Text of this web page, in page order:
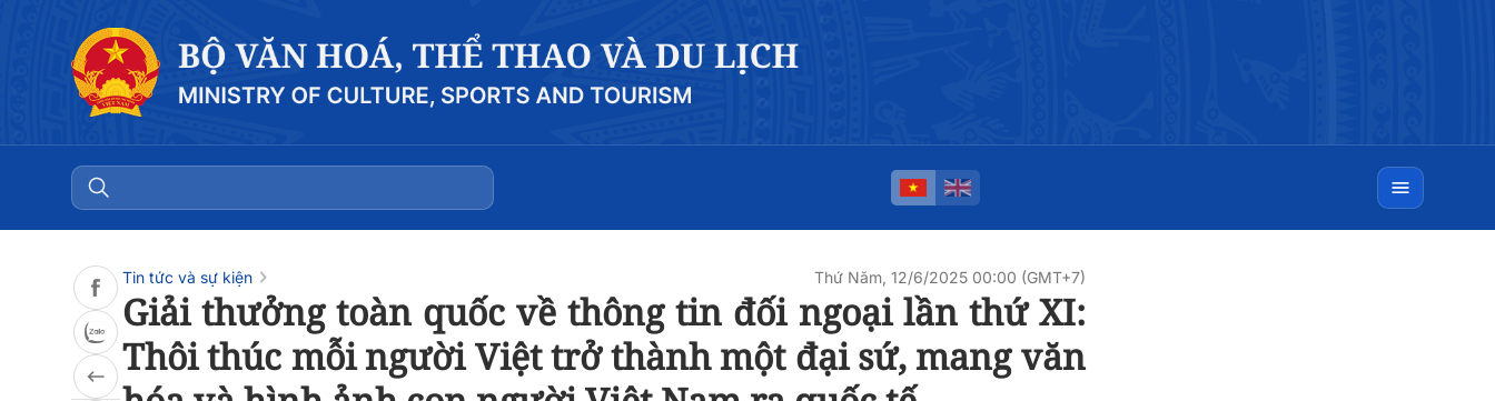
Tin tức và sự kiện Thứ Năm, 12/6/2025 00:00 (GMT+7)
Giải thưởng toàn quốc về thông tin đối ngoại lần thứ XI:
Thôi thúc mỗi người Việt trở thành một đại sứ, mang văn
0:00 0:00